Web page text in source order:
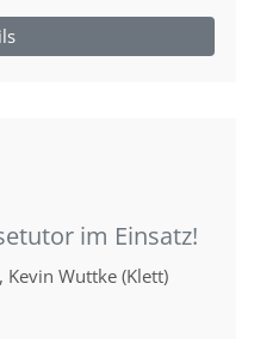
im Einsatz!
Kevin Wuttke (Klett)